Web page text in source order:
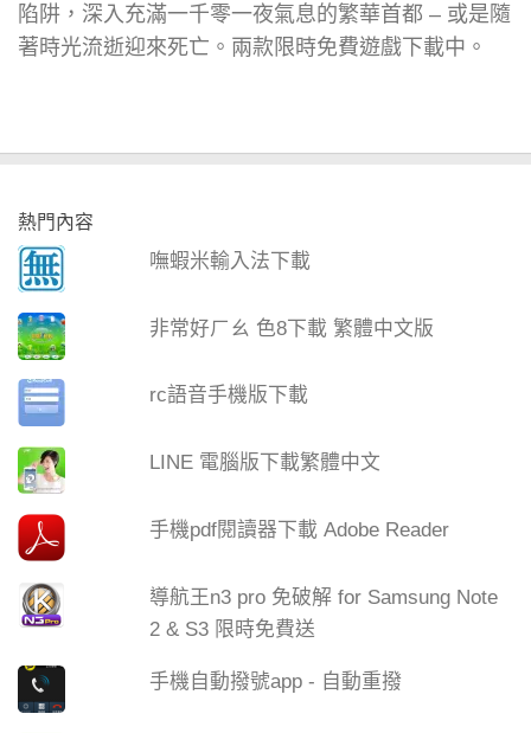
陷阱，深入充滿一千零一夜氣息的繁華首都 – 或是隨
著時光流逝迎來死亡。兩款限時免費遊戲下載中。
熱門內容
嘸蝦米輸入法下載
非常好ㄏㄠ 色8下載 繁體中文版
rc語音手機版下載
LINE 電腦版下載繁體中文
手機pdf閱讀器下載 Adobe Reader
導航王n3 pro 免破解 for Samsung Note
2 & S3 限時免費送
手機自動撥號app - 自動重撥